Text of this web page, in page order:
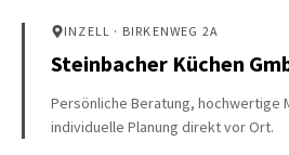
INZELL · BIRKENWEG 2A
Steinbacher Küchen
Persönliche Beratung, hochwertige
individuelle Planung direkt vor Ort.